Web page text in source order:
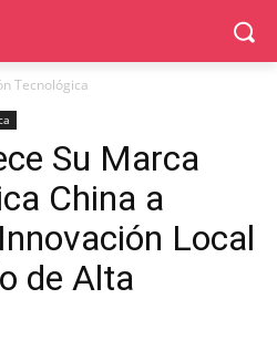
Tecnológica
Su Marca
China a
Local
de Alta